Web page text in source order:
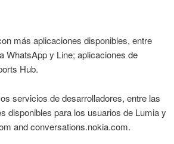
más aplicaciones disponibles, entre
WhatsApp y Line; aplicaciones de
Hub.
servicios de desarrolladores, entre las
disponibles para los usuarios de Lumia y
and conversations.nokia.com.